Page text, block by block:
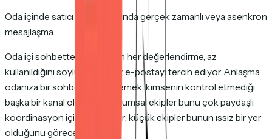
Oda içinde satıcı ile alıcı arasında gerçek zamanlı veya asenkron
mesajlaşma.
Oda içi sohbetten bahseden her değerlendirme, az
kullanıldığını söylüyor. Alıcılar e-postayı tercih ediyor. Anlaşma
odanıza bir sohbet aracı eklemek, kimsenin kontrol etmediği
başka bir kanal oluşturur. Kurumsal ekipler bunu çok paydaşlı
koordinasyon için kullanabilir; küçük ekipler bunun ıssız bir yer
olduğunu görecektir.